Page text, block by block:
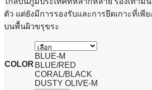
ตัว แต่ยังมีการรองรับและการยึดเกาะที่เพี
บนพื้นผิวขรุขระ
COLOR
BLUE-M
BLUE/RED
CORAL/BLACK
DUSTY OLIVE-M